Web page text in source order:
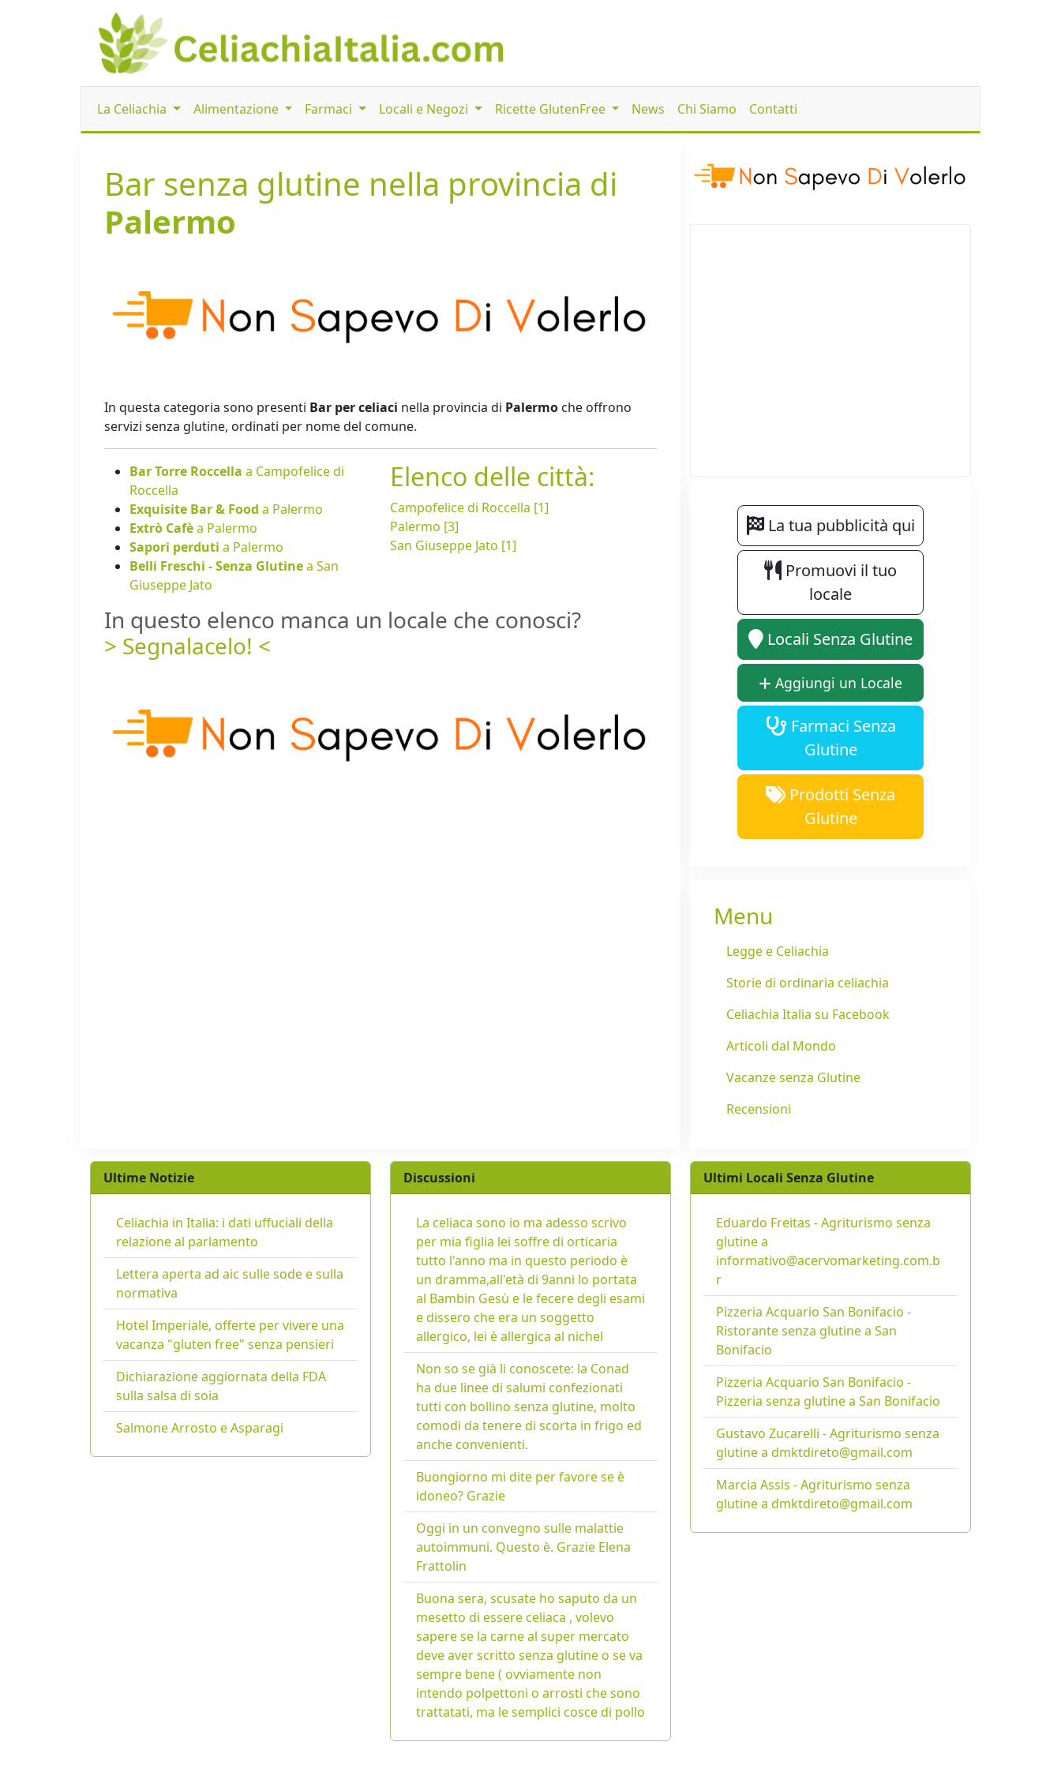
La Celiachia Alimentazione Farmaci Locali e Negozi Ricette GlutenFree News Chi Siamo Contatti
Bar senza glutine nella provincia di
Palermo
In questa categoria sono presenti Bar per celiaci nella provincia di Palermo che offrono
servizi senza glutine, ordinati per nome del comune.
Bar Torre Roccella a Campofelice di
Roccella
Exquisite Bar & Food a Palermo
Extrò Cafèa Palermo
Sapori perduti a Palermo
Belli Freschi - Senza Glutinea San
Giuseppe Jato
Elenco delle città:
Campofelice di Roccella [1]
Palermo [3]
San Giuseppe Jato [1]
In questo elenco manca un locale che conosci?
> Segnalacelo! <
La tua pubblicità qui
Promuovi il tuo
locale
Locali Senza Glutine
Aggiungi un Locale
Farmaci Senza
Glutine
Prodotti Senza
Glutine
Menu
Legge e Celiachia
Storie di ordinaria celiachia
Celiachia Italia su Facebook
Articoli dal Mondo
Vacanze senza Glutine
Recensioni
Ultime Notizie
Celiachia in Italia: i dati uffuciali della
relazione al parlamento
Lettera aperta ad aic sulle sode e sulla
normativa
Hotel Imperiale, offerte per vivere una
vacanza "gluten free" senza pensieri
Dichiarazione aggiornata della FDA
sulla salsa di soia
Salmone Arrosto e Asparagi
Discussioni
La celiaca sono io ma adesso scrivo
per mia figlia lei soffre di orticaria
tutto l'anno ma in questo periodo è
un dramma,all'età di 9anni lo portata
al Bambin Gesù e le fecere degli esami
e dissero che era un soggetto
allergico, lei è allergica al nichel
Non so se già li conoscete: la Conad
ha due linee di salumi confezionati
tutti con bollino senza glutine, molto
comodi da tenere di scorta in frigo ed
anche convenienti.
Buongiorno mi dite per favore se è
idoneo? Grazie
Oggi in un convegno sulle malattie
autoimmuni. Questo è. Grazie Elena
Frattolin
Buona sera, scusate ho saputo da un
mesetto di essere celiaca , volevo
sapere se la carne al super mercato
deve aver scritto senza glutine o se va
sempre bene ( ovviamente non
intendo polpettoni o arrosti che sono
trattatati, ma le semplici cosce di pollo
Ultimi Locali Senza Glutine
Eduardo Freitas - Agriturismo senza
glutine a
informativo@acervomarketing.com.b
r
Pizzeria Acquario San Bonifacio -
Ristorante senza glutine a San
Bonifacio
Pizzeria Acquario San Bonifacio -
Pizzeria senza glutine a San Bonifacio
Gustavo Zucarelli - Agriturismo senza
glutine a dmktdireto@gmail.com
Marcia Assis - Agriturismo senza
glutine a dmktdireto@gmail.com